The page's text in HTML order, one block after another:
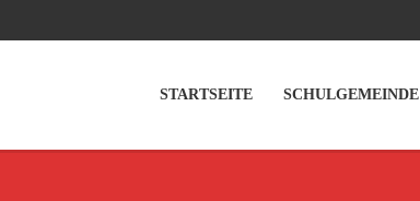
STARTSEITE SCHULGEMEINDE